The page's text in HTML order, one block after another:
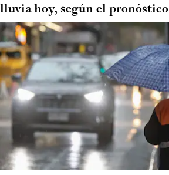
lluvia hoy, según el pronóstico